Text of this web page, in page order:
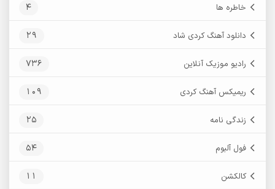
خاطره ها 4
دانلود آهنگ کردی شاد 29
رادیو موزیک آنلاین 736
ریمیکس آهنگ کردی 109
زندگی نامه 25
فول آلبوم 54
کالکشن 11